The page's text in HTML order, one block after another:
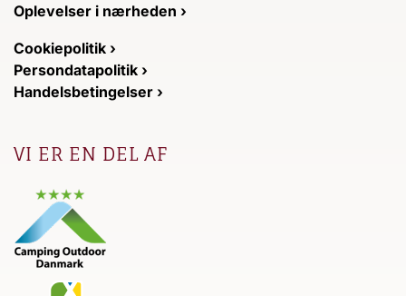
Oplevelser i nærheden ›
Cookiepolitik ›
Persondatapolitik ›
Handelsbetingelser ›
VI ER EN DEL AF